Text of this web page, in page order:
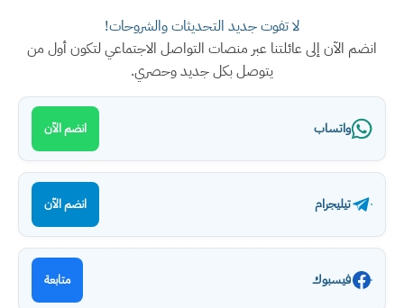
لا تفوت جديد التحديثات والشروحات!
انضم الآن إلى عائلتنا عبر منصات التواصل الاجتماعي لتكون أول من
يتوصل بكل جديد وحصري.
واتساب انضم الآن
تيليجرام انضم الآن
فيسبوك متابعة